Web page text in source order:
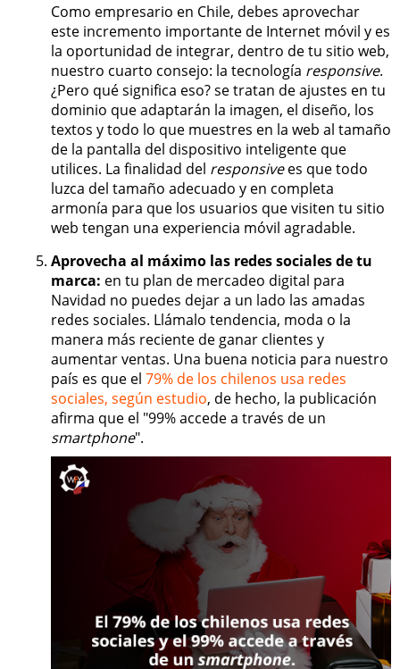
Como empresario en Chile, debes aprovechar
este incremento importante de Internet móvil y es
la oportunidad de integrar, dentro de tu sitio web,
nuestro cuarto consejo: la tecnología responsive.
¿Pero qué significa eso? se tratan de ajustes en tu
dominio que adaptarán la imagen, el diseño, los
textos y todo lo que muestres en la web al tamaño
de la pantalla del dispositivo inteligente que
utilices. La finalidad del responsivees que todo
luzca del tamaño adecuado y en completa
armonía para que los usuarios que visiten tu sitio
web tengan una experiencia móvil agradable.
Aprovecha al máximo las redes sociales de tu
marca: en tu plan de mercadeo digital para
Navidad no puedes dejar a un lado las amadas
redes sociales. Llámalo tendencia, moda o la
manera más reciente de ganar clientes y
aumentar ventas. Una buena noticia para nuestro
país es que el 79% de los chilenos usa redes
sociales, según estudio, de hecho, la publicación
afirma que el "99% accede a través de un
smartphone".